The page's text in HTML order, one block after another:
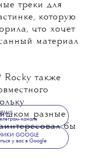
треки для
которую
что хочет
материал
Rocky также
разные
бы
канале
GOOGLE
у вас в Google